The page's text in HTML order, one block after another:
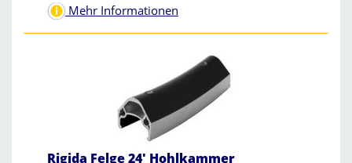
Mehr Informationen
Rigida Felge 24' Hohlkammer